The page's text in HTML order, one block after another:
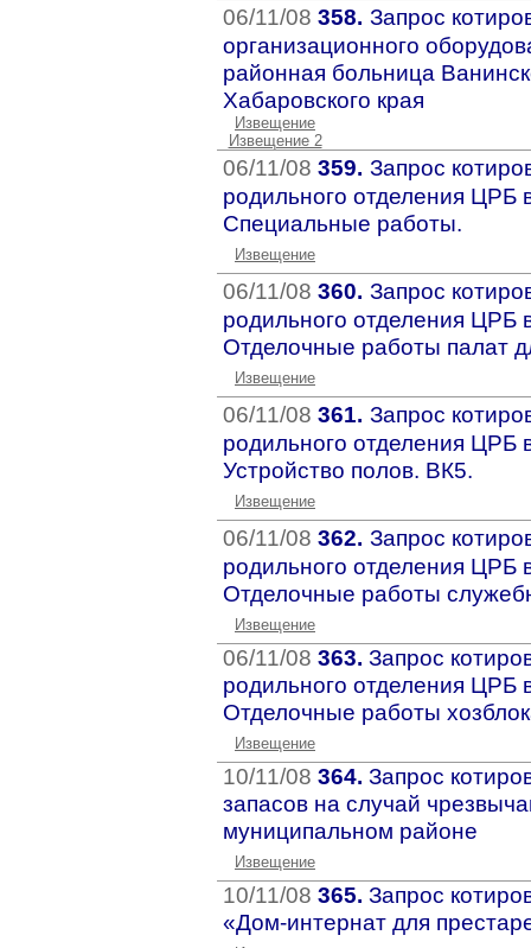
06/11/08 358. Запрос
организационного
районная больница
Хабаровского края
Извещение
Извещение 2
06/11/08 359. Запрос
родильного отделения ЦРБ
Специальные работы.
Извещение
06/11/08 360. Запрос
родильного отделения ЦРБ
Отделочные работы палат
Извещение
06/11/08 361. Запрос
родильного отделения ЦРБ
Устройство полов. ВК5.
Извещение
06/11/08 362. Запрос
родильного отделения ЦРБ
Отделочные работы
Извещение
06/11/08 363. Запрос
родильного отделения ЦРБ
Отделочные работы
Извещение
10/11/08 364. Запрос
запасов на случай
муниципальном районе
Извещение
10/11/08 365. Запрос
«Дом-интернат для